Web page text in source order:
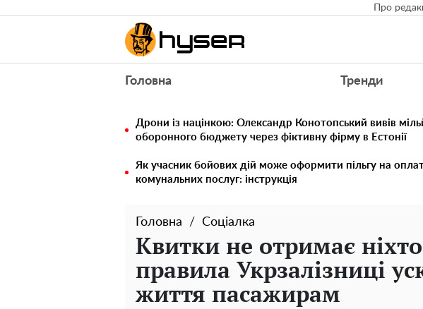
Про
Головна Тренди
Дрони із націнкою: Олександр Конотопський вивів
оборонного бюджету через фіктивну фірму в Естонії
Як учасник бойових дій може оформити пільгу на
комунальних послуг: інструкція
Головна Соціалка
Квитки не отримає
правила Укрзалізниці
життя пасажирам